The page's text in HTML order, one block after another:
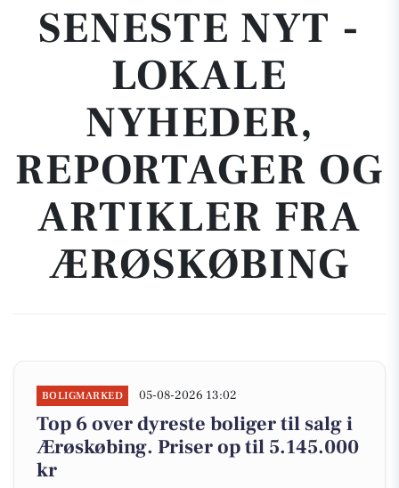
SENESTE NYT -
LOKALE
NYHEDER,
REPORTAGER OG
ARTIKLER FRA
ÆRØSKØBING
BOLIGMARKED 05-08-2026 13:02
Top 6 over dyreste boliger til salg i
Ærøskøbing. Priser op til 5.145.000
kr